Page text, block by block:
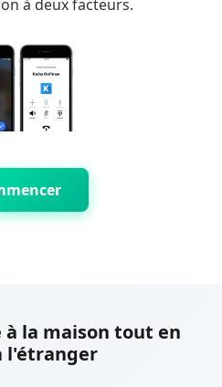
à deux facteurs.
à la maison tout en
l'étranger